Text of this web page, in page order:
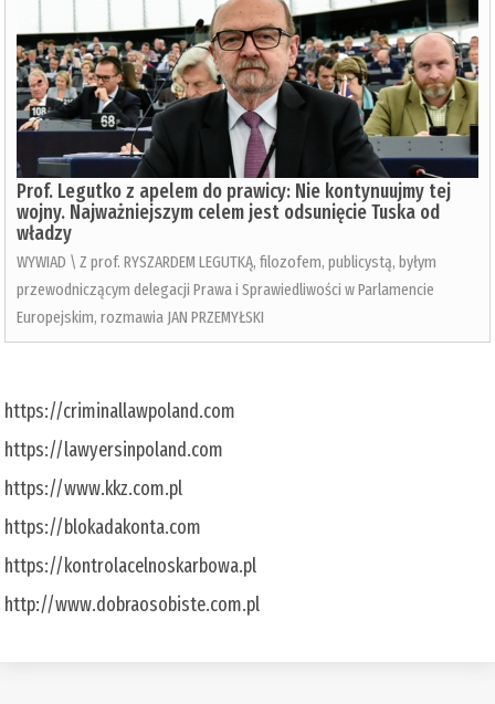
Prof. Legutko z apelem do prawicy: Nie kontynuujmy tej
wojny. Najważniejszym celem jest odsunięcie Tuska od
władzy
WYWIAD \ Z prof. RYSZARDEM LEGUTKĄ, filozofem, publicystą, byłym
przewodniczącym delegacji Prawa i Sprawiedliwości w Parlamencie
Europejskim, rozmawia JAN PRZEMYŁSKI
https://criminallawpoland.com
https://lawyersinpoland.com
https://www.kkz.com.pl
https://blokadakonta.com
https://kontrolacelnoskarbowa.pl
http://www.dobraosobiste.com.pl